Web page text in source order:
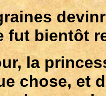
fut bientôt
la
chose, et